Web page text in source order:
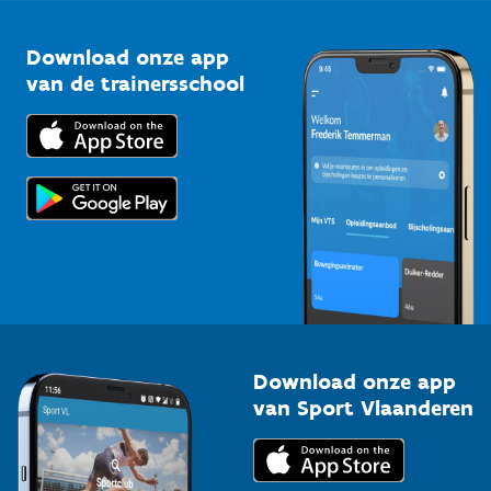
Bedrijven
Trainers en begeleiders
Topsporters
Vlaamse Trainersschool
Kennisplatform
Downloads
Voor de pers
Download onze app
van de trainersschool
Download onze app
van Sport Vlaanderen